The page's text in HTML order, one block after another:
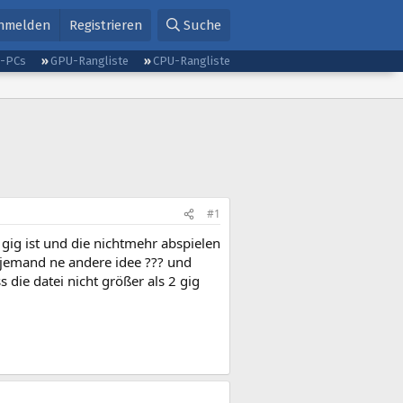
Registrieren Suche
PCs GPU-Rangliste
CPU-Rangliste
#1
ist und die nichtmehr abspielen
ne andere idee ??? und
die datei nicht größer als 2 gig